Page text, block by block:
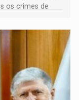
os crimes de